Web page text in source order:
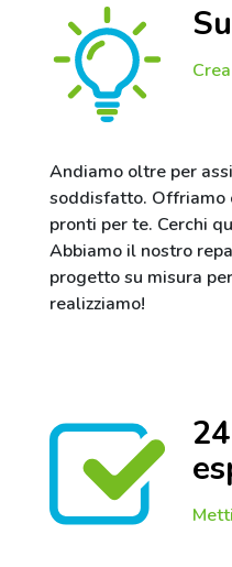
Andiamo oltre per
soddisfatto.
pronti per te. Cerchi
Abbiamo il nostro
progetto su misura
realizziamo!